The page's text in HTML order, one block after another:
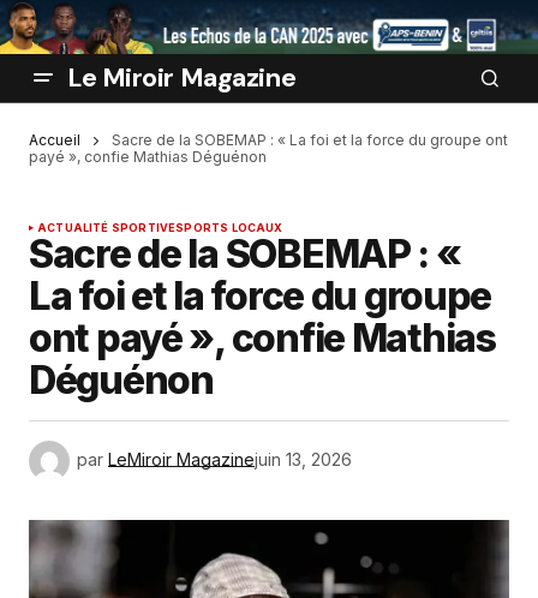
Le Miroir Magazine
Accueil
Sacre de la SOBEMAP : « La foi et la force du groupe ont
payé », confie Mathias Déguénon
ACTUALITÉ SPORTIVESPORTS LOCAUX
Sacre de la SOBEMAP : «
La foi et la force du groupe
ont payé », confie Mathias
Déguénon
par LeMiroir Magazinejuin 13, 2026